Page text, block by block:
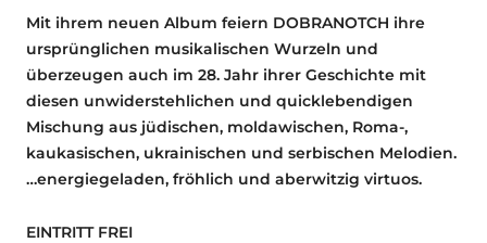
Mit ihrem neuen Album feiern DOBRANOTCH ihre
ursprünglichen musikalischen Wurzeln und
überzeugen auch im 28. Jahr ihrer Geschichte mit
diesen unwiderstehlichen und quicklebendigen
Mischung aus jüdischen, moldawischen, Roma-,
kaukasischen, ukrainischen und serbischen Melodien.
…energiegeladen, fröhlich und aberwitzig virtuos.
EINTRITT FREI